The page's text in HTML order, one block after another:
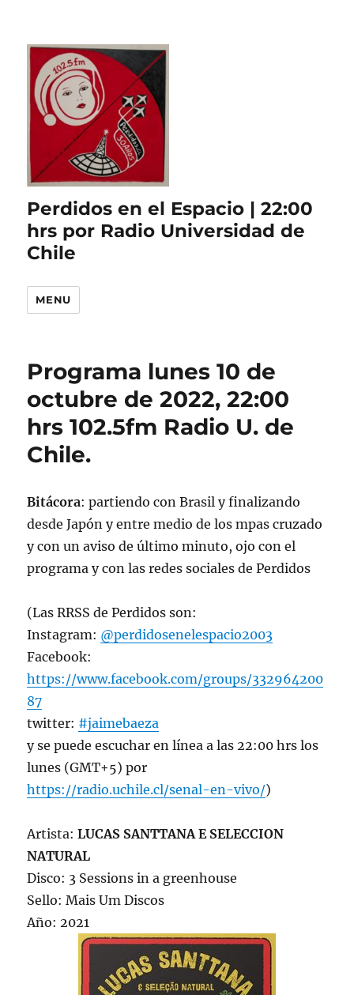
Perdidos en el Espacio | 22:00
hrs por Radio Universidad de
Chile
MENU
Programa lunes 10 de
octubre de 2022, 22:00
hrs 102.5fm Radio U. de
Chile.
Bitácora: partiendo con Brasil y finalizando
desde Japón y entre medio de los mpas cruzado
y con un aviso de último minuto, ojo con el
programa y con las redes sociales de Perdidos
(Las RRSS de Perdidos son:
Instagram: @perdidosenelespacio2003
Facebook:
https://www.facebook.com/groups/332964200
87
twitter: #jaimebaeza
y se puede escuchar en línea a las 22:00 hrs los
lunes (GMT+5) por
https://radio.uchile.cl/senal-en-vivo/)
Artista:LUCAS SANTTANA E SELECCION
NATURAL
Disco: 3 Sessions in a greenhouse
Sello: Mais Um Discos
Año: 2021